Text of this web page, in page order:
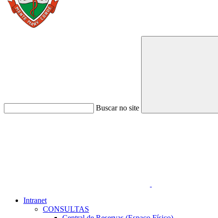
Buscar no site
Intranet
CONSULTAS